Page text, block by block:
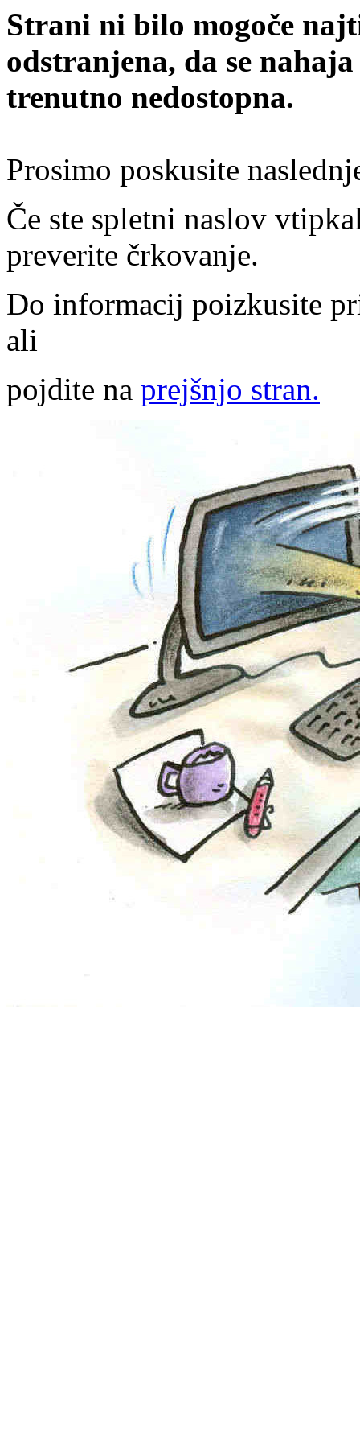
Strani ni bilo mogoče
odstranjena, da se
trenutno nedostopna.
Prosimo poskusite
Če ste spletni naslov
preverite črkovanje.
Do informacij poizkusite
ali
pojdite na prejšnjo stran.